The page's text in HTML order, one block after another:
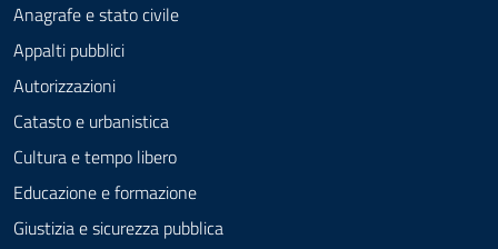
Anagrafe e stato civile
Appalti pubblici
Autorizzazioni
Catasto e urbanistica
Cultura e tempo libero
Educazione e formazione
Giustizia e sicurezza pubblica